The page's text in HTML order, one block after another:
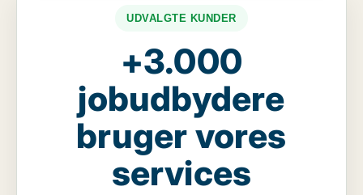
UDVALGTE KUNDER
+3.000
jobudbydere
bruger vores
services